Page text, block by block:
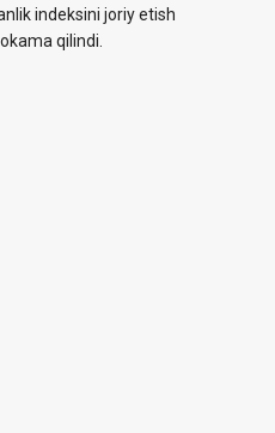
indeksini joriy etish
qilindi.